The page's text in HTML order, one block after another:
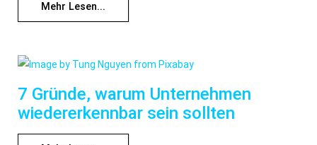
Mehr Lesen...
7 Gründe, warum Unternehmen
wiedererkennbar sein sollten